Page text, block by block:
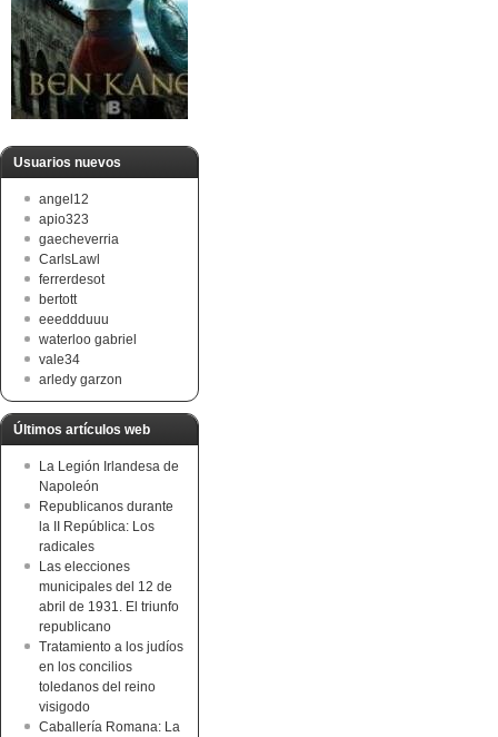
Usuarios nuevos
angel12
apio323
gaecheverria
CarlsLawl
ferrerdesot
bertott
eeeddduuu
waterloo gabriel
vale34
arledy garzon
Últimos artículos web
La Legión Irlandesa de
Napoleón
Republicanos durante
la II República: Los
radicales
Las elecciones
municipales del 12 de
abril de 1931. El triunfo
republicano
Tratamiento a los judíos
en los concilios
toledanos del reino
visigodo
Caballería Romana: La